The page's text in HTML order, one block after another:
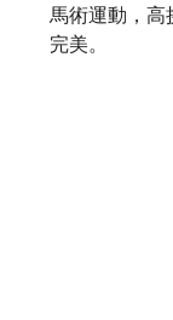
馬術運動，高
完美。